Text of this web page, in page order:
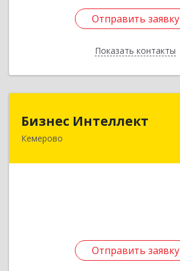
Отправить заявку
Показать контакты
Отправить заявку
Назад
Бизнес Интеллект
Кемерово
Отправить заявку
Отправить заявку